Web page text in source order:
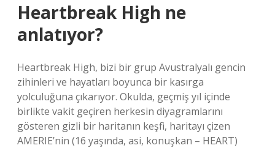
Heartbreak High ne
anlatıyor?
Heartbreak High, bizi bir grup Avustralyalı gencin
zihinleri ve hayatları boyunca bir kasırga
yolculuğuna çıkarıyor. Okulda, geçmiş yıl içinde
birlikte vakit geçiren herkesin diyagramlarını
gösteren gizli bir haritanın keşfi, haritayı çizen
AMERIE’nin (16 yaşında, asi, konuşkan – HEART)